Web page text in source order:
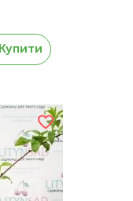
Купити